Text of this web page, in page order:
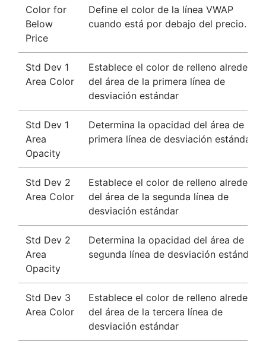
Color for
Below
Price
Define el color de la línea VWAP
cuando está por debajo del precio.
Std Dev 1
Area Color
Establece el color de relleno alrededor
del área de la primera línea de
desviación estándar
Std Dev 1
Area
Opacity
Determina la opacidad del área de la
primera línea de desviación estándar
Std Dev 2
Area Color
Establece el color de relleno alrededor
del área de la segunda línea de
desviación estándar
Std Dev 2
Area
Opacity
Determina la opacidad del área de la
segunda línea de desviación estándar
Std Dev 3
Area Color
Establece el color de relleno alrededor
del área de la tercera línea de
desviación estándar